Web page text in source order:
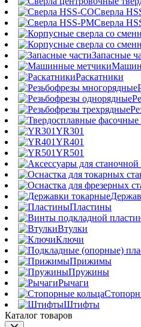
Сверла
Сверла
Запасные
Раскатники
YR301
YR401
YR501
Пластины
Втулки
Ключи
Прижимы
Пружины
Рычаги
Штифты
Каталог товаров